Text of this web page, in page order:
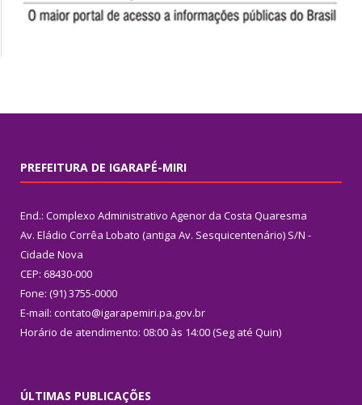
PREFEITURA DE IGARAPÉ-MIRI
End.: Complexo Administrativo Agenor da Costa Quaresma
Av. Eládio Corrêa Lobato (antiga Av. Sesquicentenário) S/N -
Cidade Nova
CEP: 68430-000
Fone: (91) 3755-0000
E-mail: contato@igarapemiri.pa.gov.br
Horário de atendimento: 08:00 às 14:00 (Seg até Quin)
ÚLTIMAS PUBLICAÇÕES